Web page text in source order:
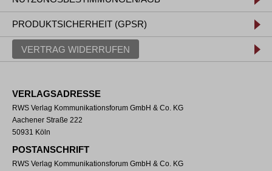
PRODUKTSICHERHEIT (GPSR)
VERTRAG WIDERRUFEN
VERLAGSADRESSE
RWS Verlag Kommunikationsforum GmbH & Co. KG
Aachener Straße 222
50931 Köln
POSTANSCHRIFT
RWS Verlag Kommunikationsforum GmbH & Co. KG